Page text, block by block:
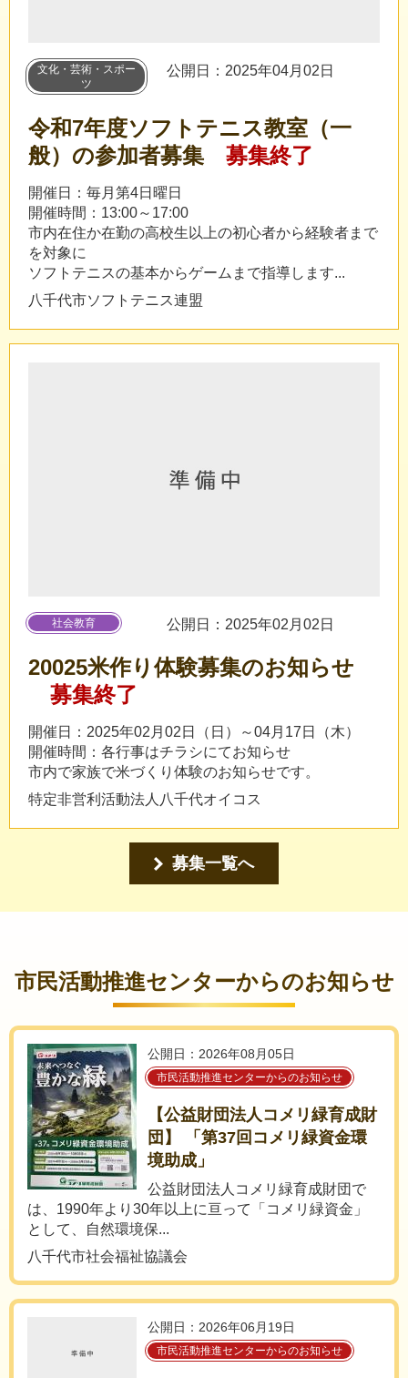
文化・芸術・スポー
ツ
公開日：2025年04月02日
令和7年度ソフトテニス教室（一
般）の参加者募集
募集終了
開催日：毎月第4日曜日
開催時間：13:00～17:00
市内在住か在勤の高校生以上の初心者から経験者まで
を対象に
ソフトテニスの基本からゲームまで指導します...
八千代市ソフトテニス連盟
社会教育 公開日：2025年02月02日
20025米作り体験募集のお知らせ
募集終了
開催日：2025年02月02日（日）～04月17日（木）
開催時間：各行事はチラシにてお知らせ
市内で家族で米づくり体験のお知らせです。
特定非営利活動法人八千代オイコス
募集一覧へ
市民活動推進センターからのお知らせ
公開日：2026年08月05日
市民活動推進センターからのお知らせ
【公益財団法人コメリ緑育成財
団】 「第37回コメリ緑資金環
境助成」
公益財団法人コメリ緑育成財団で
は、1990年より30年以上に亘って「コメリ緑資金」
として、自然環境保...
八千代市社会福祉協議会
公開日：2026年06月19日
市民活動推進センターからのお知らせ